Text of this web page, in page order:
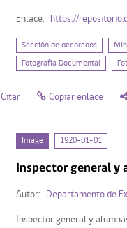
Enlace: https://
Sección de decorados
Fotografía Documental
Citar Copiar enlace
Image 1920-01-01
Inspector general y
Autor: Departamento de
Inspector general y